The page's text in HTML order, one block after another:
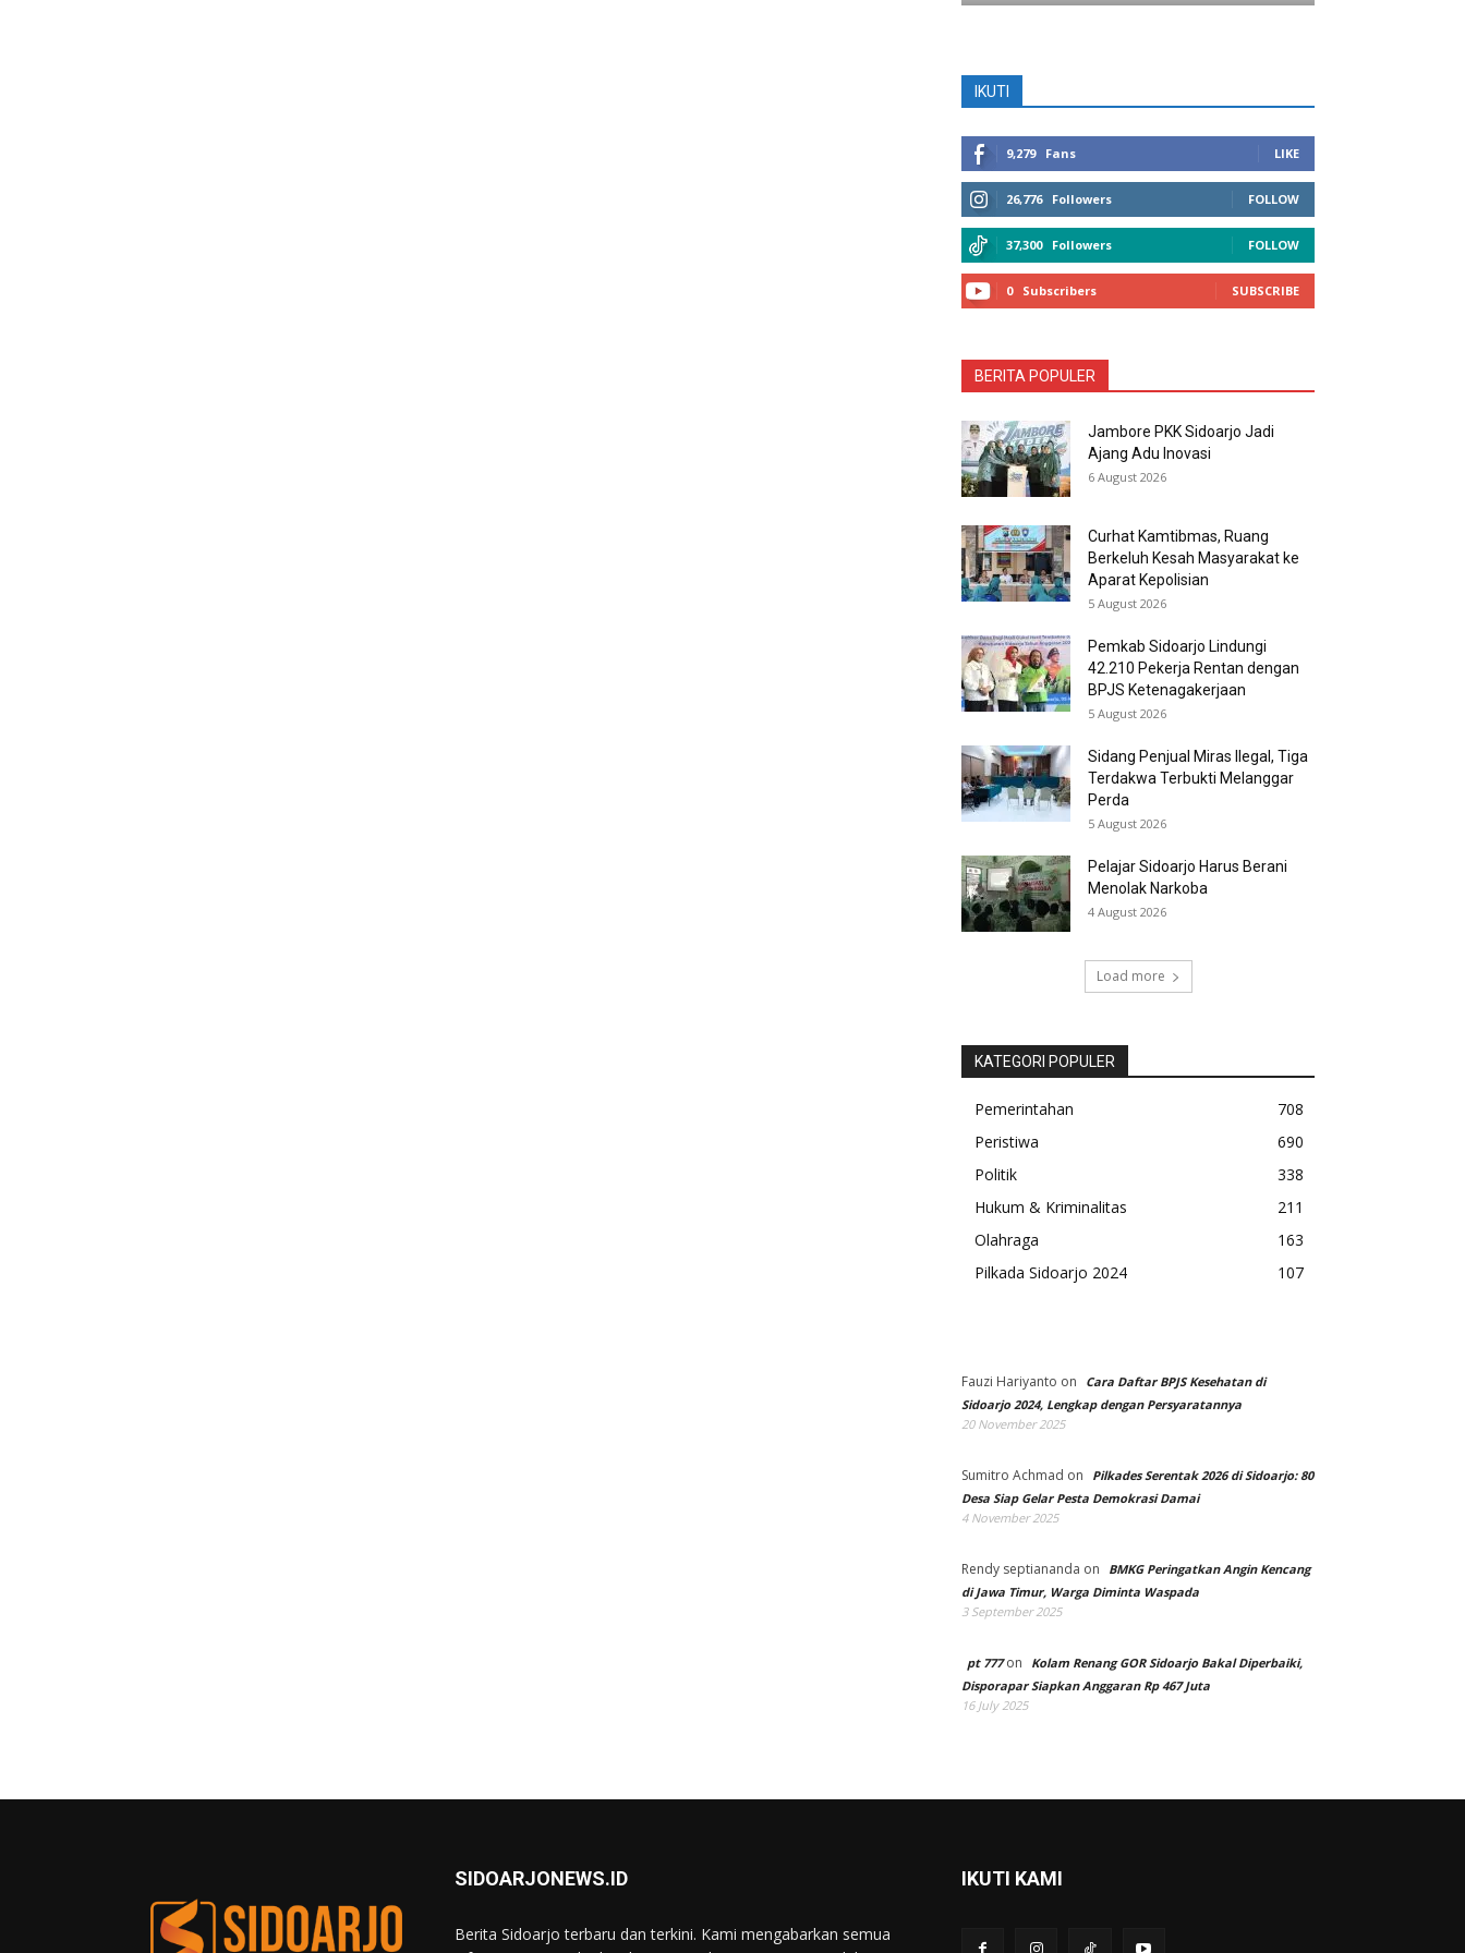
IKUTI
9,279 Fans LIKE
26,776 Followers FOLLOW
37,300 Followers FOLLOW
0 Subscribers SUBSCRIBE
BERITA POPULER
Jambore PKK Sidoarjo Jadi
Ajang Adu Inovasi
6 August 2026
Curhat Kamtibmas, Ruang
Berkeluh Kesah Masyarakat ke
Aparat Kepolisian
5 August 2026
Pemkab Sidoarjo Lindungi
42.210 Pekerja Rentan dengan
BPJS Ketenagakerjaan
5 August 2026
Sidang Penjual Miras Ilegal, Tiga
Terdakwa Terbukti Melanggar
Perda
5 August 2026
Pelajar Sidoarjo Harus Berani
Menolak Narkoba
4 August 2026
Load more
KATEGORI POPULER
Pemerintahan
708
Peristiwa
690
Politik
338
Hukum & Kriminalitas
211
Olahraga
163
Pilkada Sidoarjo 2024
107
Fauzi Hariyanto on
Cara Daftar BPJS Kesehatan di
Sidoarjo 2024, Lengkap dengan Persyaratannya
20 November 2025
Sumitro Achmad on
Pilkades Serentak 2026 di Sidoarjo: 80
Desa Siap Gelar Pesta Demokrasi Damai
4 November 2025
Rendy septiananda on
BMKG Peringatkan Angin Kencang
di Jawa Timur, Warga Diminta Waspada
3 September 2025
pt 777on
Kolam Renang GOR Sidoarjo Bakal Diperbaiki,
Disporapar Siapkan Anggaran Rp 467 Juta
16 July 2025
SIDOARJONEWS.ID
Berita Sidoarjo terbaru dan terkini. Kami mengabarkan semua
IKUTI KAMI